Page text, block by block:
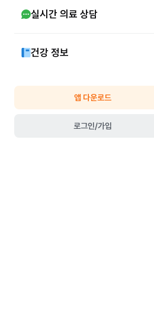
실시간 의료 상담
건강 정보
앱 다운로드
로그인/가입